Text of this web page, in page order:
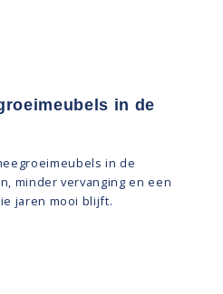
in de
in de
minder vervanging en een
jaren mooi blijft.